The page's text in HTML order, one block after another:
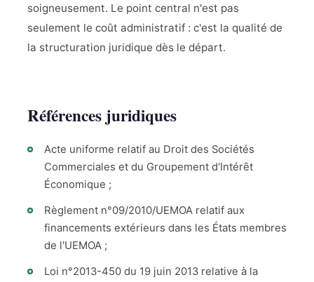
soigneusement. Le point central n'est pas
seulement le coût administratif : c'est la qualité de
la structuration juridique dès le départ.
Références juridiques
Acte uniforme relatif au Droit des Sociétés
Commerciales et du Groupement d'Intérêt
Économique ;
Règlement n°09/2010/UEMOA relatif aux
financements extérieurs dans les États membres
de l'UEMOA ;
Loi n°2013-450 du 19 juin 2013 relative à la